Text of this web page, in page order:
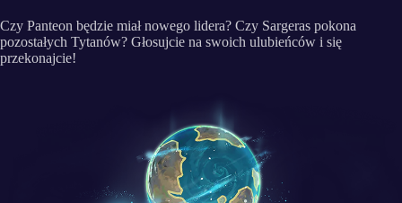
Czy Panteon będzie miał nowego lidera? Czy Sargeras pokona
pozostałych Tytanów? Głosujcie na swoich ulubieńców i się
przekonajcie!